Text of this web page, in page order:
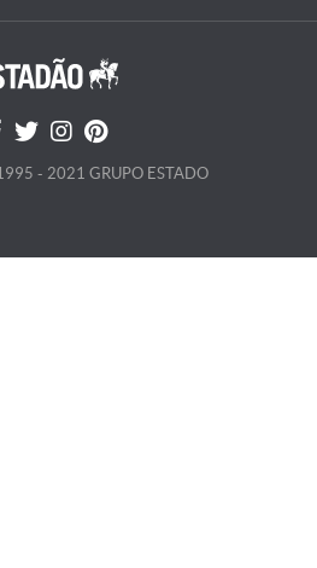
- 2021 GRUPO ESTADO